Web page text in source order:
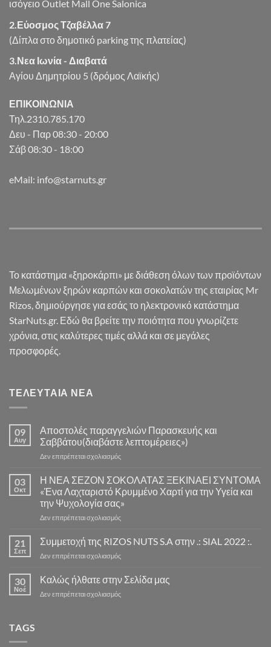
ισόγειο Outlet Mall One Salonica
2.Εύοσμος Τζαβέλλα 7
(Δίπλα στο δημοτικό parking της πλατείας)
3.Νεα Ιωνία - Διαβατά
Αγίου Δημητρίου 5 (δρόμος Λαϊκής)
ΕΠΙΚΟΙΝΩΝΙΑ
Τηλ.2310.785.170
Δευ - Παρ 08:30 - 20:00
Σάβ 08:30 - 18:00
eMail: info@starnuts.gr
Το κατάστημα «ξηροκάρπι» με διάθεση όλων των προϊόντων
Μελωμένων ξηρών καρπών και σοκολατών της εταιρίας Mr
Rizos, δημιούργησε για εσάς το ηλεκτρονικό κατάστημα
StarNuts.gr. Εδώ θα βρείτε την ποιότητα που γνωρίζετε
χρόνια, στις καλύτερες τιμές αλλά και σε μεγάλες
προσφορές.
ΤΕΛΕΥΤΑΊΑ ΝΈΑ
09
Αυγ
Αποστολές παραγγελιών Παρασκευής και
Σαββάτου(διαβάστε λεπτομέρειες»)
Δεν επιτρέπεται σχολιασμόςστο
παραγγελιών
Παρασκευής
και
Σαββάτου(διαβάστε
λεπτομέρειες»)
03
Οκτ
Η ΝΕΑ ΣΕΖΟΝ ΣΟΚΟΛΑΤΑΣ ΞΕΚΙΝΑΕΙ ΣΥΝΤΟΜΑ
«Ένα Λαχταριστό Κρυμμένο Χαρτί για την Υγεία και
την Ψυχολογία σας»
Δεν επιτρέπεται σχολιασμόςστο
ΝΕΑ
ΣΕΖΟΝ
ΣΟΚΟΛΑΤΑΣ
ΣΥΝΤΟΜΑ
Λαχταριστό
21
Σεπ
Συμμετοχή της RIZOS NUTS S.A στην .: SIAL 2022 :.
Δεν επιτρέπεται σχολιασμόςστο
της
RIZOS
NUTS
30
Νοέ
Καλώς ήλθατε στην Σελίδα μας
Δεν επιτρέπεται σχολιασμόςστο
TAGS